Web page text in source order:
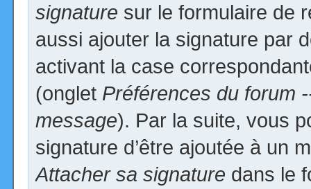
signature sur le formulaire de
aussi ajouter la signature par
activant la case
(onglet Préférences du forum
message). Par la suite, vous
signature d’être ajoutée à un
Attacher sa signature dans le